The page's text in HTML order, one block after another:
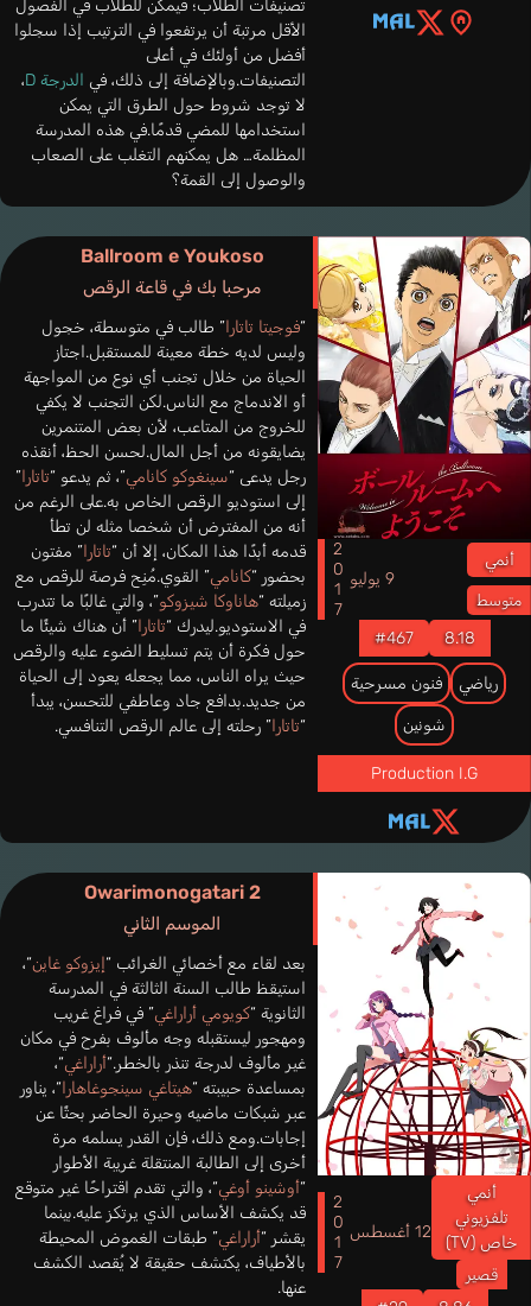
تصنيفات الطلاب؛ فيمكن للطلاب في الفصول
الأقل مرتبة أن يرتفعوا في الترتيب إذا سجلوا
أفضل من أولئك في أعلى
التصنيفات.وبالإضافة إلى ذلك، في الدرجة D
،
لا توجد شروط حول الطرق التي يمكن
استخدامها للمضي قدمًا.في هذه المدرسة
المظلمة… هل يمكنهم التغلب على الصعاب
والوصول إلى القمة؟
Ballroom e Youkoso
مرحبا بك في قاعة الرقص
أنمي
متوسط
9 يوليو 2017
8.18
#467
رياضي فنون مسرحية
شونين
Production I.G
“فوجيتا تاتارا” طالب في متوسطة، خجول
وليس لديه خطة معينة للمستقبل.اجتاز
الحياة من خلال تجنب أي نوع من المواجهة
أو الاندماج مع الناس.لكن التجنب لا يكفي
للخروج من المتاعب، لأن بعض المتنمرين
يضايقونه من أجل المال.لحسن الحظ، أنقذه
رجل يدعى “سينغوكو كانامي”، ثم يدعو “تاتارا”
إلى استوديو الرقص الخاص به.على الرغم من
أنه من المفترض أن شخصا مثله لن تطأ
قدمه أبدًا هذا المكان، إلا أن “تاتارا” مفتون
بحضور “كانامي” القوي.مُنِح فرصة للرقص مع
زميلته “هاناوكا شيزوكو”، والتي غالبًا ما تتدرب
في الاستوديو.ليدرك “تاتارا” أن هناك شيئًا ما
حول فكرة أن يتم تسليط الضوء عليه والرقص
حيث يراه الناس، مما يجعله يعود إلى الحياة
من جديد.بدافع جاد وعاطفي للتحسن، يبدأ
“تاتارا” رحلته إلى عالم الرقص التنافسي.
Owarimonogatari 2
الموسم الثاني
أنمي
تلفزيوني
خاص (TV)
قصير
12 أغسطس 2017
بعد لقاء مع أخصائي الغرائب “إيزوكو غاين“،
استيقظ طالب السنة الثالثة في المدرسة
الثانوية “كويومي أراراغي” في فراغ غريب
ومهجور ليستقبله وجه مألوف بفرح في مكان
غير مألوف لدرجة تنذر بالخطر.“أراراغي“،
بمساعدة حبيبته “هيتاغي سينجوغاهارا“، يناور
عبر شبكات ماضيه وحيرة الحاضر بحثًا عن
إجابات.ومع ذلك، فإن القدر يسلمه مرة
أخرى إلى الطالبة المنتقلة غريبة الأطوار
“أوشينو أوغي“، والتي تقدم اقتراحًا غير متوقع
قد يكشف الأساس الذي يرتكز عليه.بينما
يقشر “أراراغي” طبقات الغموض المحيطة
بالأطياف، يكتشف حقيقة لا يُقصد الكشف
عنها.